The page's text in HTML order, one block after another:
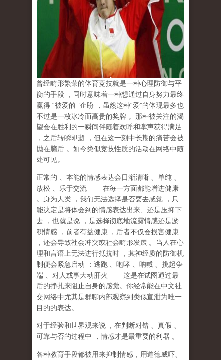
曾经畸形繁荣的体育竞技就是一种心理防御与平
衡的手段
，同时意味着一种想通过自身努力最终
赢得 “被爱的 ”企盼 ，虽然这种“爱”的体现最多也
不过是一枚冰冷而高贵的奖牌 。那种被关注的渴
望会在胜利的一瞬间伴随着欢呼和掌声获得满足
，之后转瞬即逝
，但在这一刻中长期的痛苦会被
抛在脑后 。如今类似竞技性质的活动在网络中随
处可见。
正常的 、本能的情感表达会日渐清晰 、单纯
放松
、乐于交流 ——在每一方面都能增进健康
。身为人类
，我们无法选择是否要去感觉
，只
能决定是将体会到的情感表达出来、还是压抑下
去
，也就是说 ， 是选择彻底地流露情感还是淤
积情感
，前者有益健康
，后者不仅会损害健康
，还会导致社会冲突或社会畸形发展 。当人在心
理和言语上无法进行抵抗时
，其神经质的防御机
制便会紧急启动
：逃跑 、咆哮 、呐喊
、挑起争
端
、对人或事大动肝火 ——这是在试图通过最
后的挣扎来阻止自身的感觉。你经常能在中文社
交网络中尤其是群聊内部观察到类似宣泄为唯一
目的的表达。
对于经验和世界观来说 ，在判断对错 、真假
可靠与否的过程中
，情感才是最重要的利器 。
各种教育手段都被用来抑制情感，用道德威吓、